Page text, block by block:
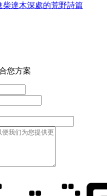
達木深處的荒野詩篇
您方案